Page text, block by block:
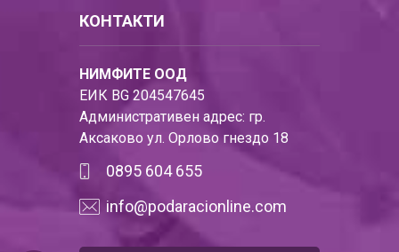
КОНТАКТИ
НИМФИТЕ ООД
ЕИК BG 204547645
Административен адрес: гр.
Аксаково ул. Орлово гнездо 18
0895 604 655
info@podaracionline.com